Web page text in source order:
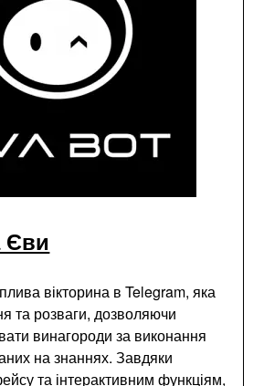
Єви
вікторина в Telegram, яка
та розваги, дозволяючи
винагороди за виконання
на знаннях. Завдяки
та інтерактивним функціям,